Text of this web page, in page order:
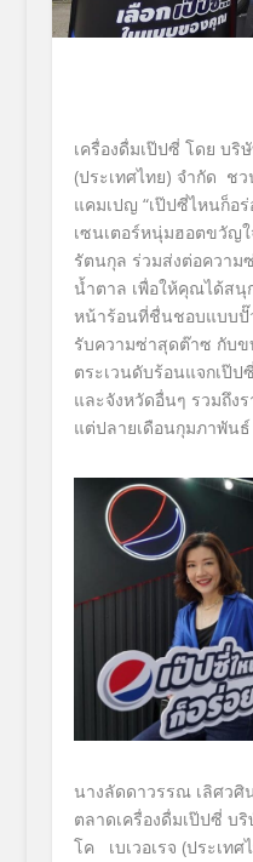
เครื่องดื่มเป๊ปซี่ โดย บริ
(ประเทศไทย) จำกัด ชว
แคมเปญ “เป๊ปซี่ไหนก็อ
เซนเตอร์หนุ่มฮอตขวัญใ
รัตนกุล ร่วมส่งต่อความ
น้ำตาล เพื่อให้คุณได้สนุ
หน้าร้อนที่ชื่นชอบแบบปั๊
รับความซ่าสุดต๊าซ กับ
ตระเวนดับร้อนแจกเป๊ป
และจังหวัดอื่นๆ รวมถึง
แต่ปลายเดือนกุมภาพัน
นางลัดดาวรรณ เลิศวศิ
ตลาดเครื่องดื่มเป๊ปซี่ บ
โค
เบเวอเรจ (ประเท